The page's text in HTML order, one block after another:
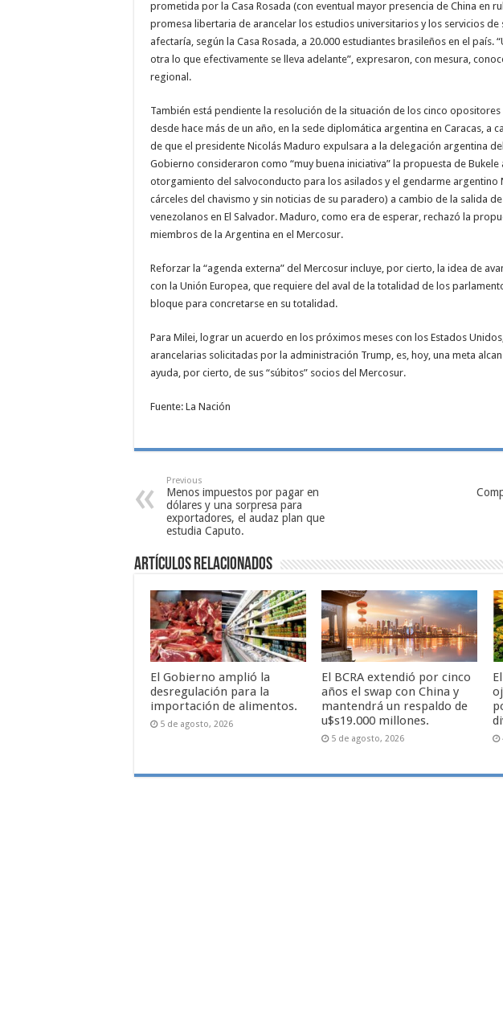
prometida por la Casa Rosada (con eventual mayor presencia de China en
promesa libertaria de arancelar los estudios universitarios y los servicios
afectaría, según la Casa Rosada, a 20.000 estudiantes brasileños en el país.
otra lo que efectivamente se lleva adelante”, expresaron, con mesura,
regional.
También está pendiente la resolución de la situación de los cinco
desde hace más de un año, en la sede diplomática argentina en Caracas, a
de que el presidente Nicolás Maduro expulsara a la delegación argentina
Gobierno consideraron como “muy buena iniciativa” la propuesta de Bukele
otorgamiento del salvoconducto para los asilados y el gendarme argentino
cárceles del chavismo y sin noticias de su paradero) a cambio de la salida
venezolanos en El Salvador. Maduro, como era de esperar, rechazó la
miembros de la Argentina en el Mercosur.
Reforzar la “agenda externa” del Mercosur incluye, por cierto, la idea de
con la Unión Europea, que requiere del aval de la totalidad de los
bloque para concretarse en su totalidad.
Para Milei, lograr un acuerdo en los próximos meses con los Estados
arancelarias solicitadas por la administración Trump, es, hoy, una meta
ayuda, por cierto, de sus “súbitos” socios del Mercosur.
Fuente: La Nación
Previous
Menos impuestos por pagar en
dólares y una sorpresa para
exportadores, el audaz plan que
estudia Caputo.
Artículos relacionados
El Gobierno amplió la
desregulación para la
importación de alimentos.
5 de agosto, 2026
El BCRA extendió por cinco
años el swap con China y
mantendrá un respaldo de
u$s19.000 millones.
5 de agosto, 2026